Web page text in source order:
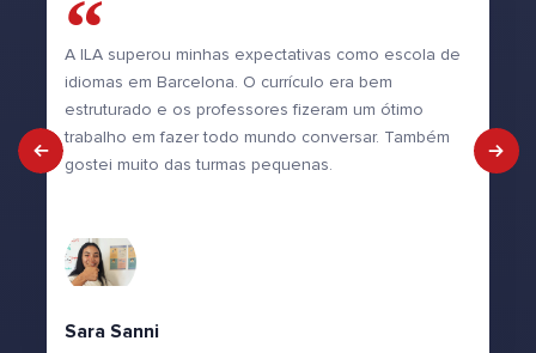
A ILA superou minhas expectativas como escola de
idiomas em Barcelona. O currículo era bem
estruturado e os professores fizeram um ótimo
trabalho em fazer todo mundo conversar. Também
gostei muito das turmas pequenas.
Sara Sanni